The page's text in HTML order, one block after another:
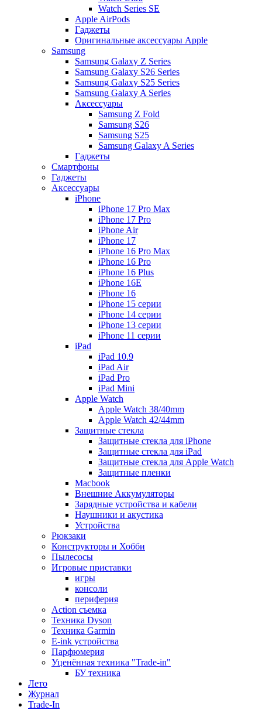
Watch Series SE
Apple AirPods
Гаджеты
Оригинальные аксессуары Apple
Samsung
Samsung Galaxy Z Series
Samsung Galaxy S26 Series
Samsung Galaxy S25 Series
Samsung Galaxy A Series
Аксессуары
Samsung Z Fold
Samsung S26
Samsung S25
Samsung Galaxy A Series
Гаджеты
Смартфоны
Гаджеты
Аксессуары
iPhone
iPhone 17 Pro Max
iPhone 17 Pro
iPhone Air
iPhone 17
iPhone 16 Pro Max
iPhone 16 Pro
iPhone 16 Plus
iPhone 16E
iPhone 16
iPhone 15 серии
iPhone 14 серии
iPhone 13 серии
iPhone 11 серии
iPad
iPad 10.9
iPad Air
iPad Pro
iPad Mini
Apple Watch
Apple Watch 38/40mm
Apple Watch 42/44mm
Защитные стекла
Защитные стекла для iPhone
Защитные стекла для iPad
Защитные стекла для Apple Watch
Защитные пленки
Macbook
Внешние Аккумуляторы
Зарядные устройства и кабели
Наушники и акустика
Устройства
Рюкзаки
Конструкторы и Хобби
Пылесосы
Игровые приставки
игры
консоли
периферия
Action съемка
Техника Dyson
Техника Garmin
E-ink устройства
Парфюмерия
Уценённая техника "Trade-in"
БУ техника
Лето
Журнал
Trade-In